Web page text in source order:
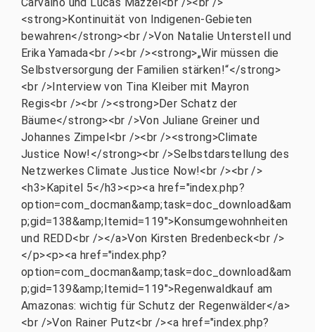
<strong>Kontinuität von Indigenen-Gebieten
bewahren</strong><br />Von Natalie Unterstell und
Erika Yamada<br /><br /><strong>„Wir müssen die
Selbstversorgung der Familien stärken!“</strong>
<br />Interview von Tina Kleiber mit Mayron
Regis<br /><br /><strong>Der Schatz der
Bäume</strong><br />Von Juliane Greiner und
Johannes Zimpel<br /><br /><strong>Climate
Justice Now!</strong><br />Selbstdarstellung des
Netzwerkes Climate Justice Now!<br /><br />
<h3>Kapitel 5</h3><p><a href="index.php?
option=com_docman&amp;task=doc_download&am
p;gid=138&amp;Itemid=119">Konsumgewohnheiten
und REDD<br /></a>Von Kirsten Bredenbeck<br />
</p><p><a href="index.php?
option=com_docman&amp;task=doc_download&am
p;gid=139&amp;Itemid=119">Regenwaldkauf am
Amazonas: wichtig für Schutz der Regenwälder</a>
<br />Von Rainer Putz<br /><a href="index.php?